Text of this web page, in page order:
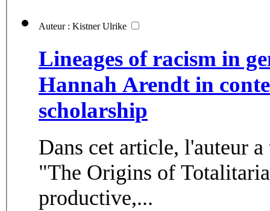
Auteur : Kistner Ulrike
Lineages of racism in
Hannah Arendt in
scholarship
Dans cet article, l'auteur
"The Origins of
productive,...